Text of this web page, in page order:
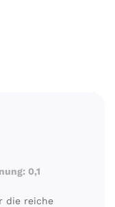
0,1
die reiche